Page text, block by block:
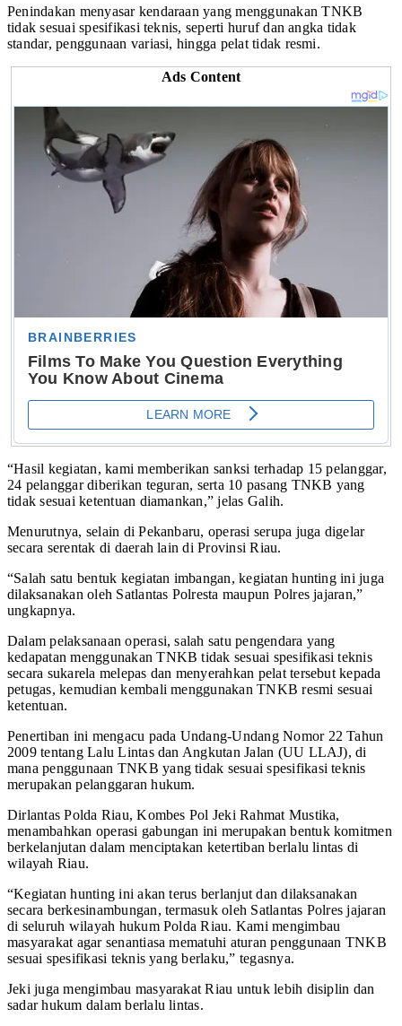
Penindakan menyasar kendaraan yang menggunakan TNKB
tidak sesuai spesifikasi teknis, seperti huruf dan angka tidak
standar, penggunaan variasi, hingga pelat tidak resmi.
Ads Content
“Hasil kegiatan, kami memberikan sanksi terhadap 15 pelanggar,
24 pelanggar diberikan teguran, serta 10 pasang TNKB yang
tidak sesuai ketentuan diamankan,” jelas Galih.
Menurutnya, selain di Pekanbaru, operasi serupa juga digelar
secara serentak di daerah lain di Provinsi Riau.
“Salah satu bentuk kegiatan imbangan, kegiatan hunting ini juga
dilaksanakan oleh Satlantas Polresta maupun Polres jajaran,”
ungkapnya.
Dalam pelaksanaan operasi, salah satu pengendara yang
kedapatan menggunakan TNKB tidak sesuai spesifikasi teknis
secara sukarela melepas dan menyerahkan pelat tersebut kepada
petugas, kemudian kembali menggunakan TNKB resmi sesuai
ketentuan.
Penertiban ini mengacu pada Undang-Undang Nomor 22 Tahun
2009 tentang Lalu Lintas dan Angkutan Jalan (UU LLAJ), di
mana penggunaan TNKB yang tidak sesuai spesifikasi teknis
merupakan pelanggaran hukum.
Dirlantas Polda Riau, Kombes Pol Jeki Rahmat Mustika,
menambahkan operasi gabungan ini merupakan bentuk komitmen
berkelanjutan dalam menciptakan ketertiban berlalu lintas di
wilayah Riau.
“Kegiatan hunting ini akan terus berlanjut dan dilaksanakan
secara berkesinambungan, termasuk oleh Satlantas Polres jajaran
di seluruh wilayah hukum Polda Riau. Kami mengimbau
masyarakat agar senantiasa mematuhi aturan penggunaan TNKB
sesuai spesifikasi teknis yang berlaku,” tegasnya.
Jeki juga mengimbau masyarakat Riau untuk lebih disiplin dan
sadar hukum dalam berlalu lintas.